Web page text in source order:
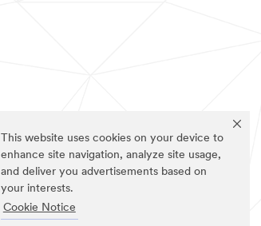
This website uses cookies on your device to
enhance site navigation, analyze site usage,
and deliver you advertisements based on
your interests.
Cookie Notice